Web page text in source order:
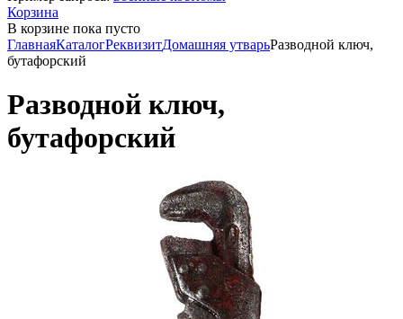
Корзина
В корзине пока пусто
ГлавнаяКаталогРеквизитДомашняя утварьРазводной ключ,
бутафорский
Разводной ключ,
бутафорский